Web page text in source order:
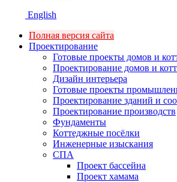
English
Полная версия сайта
Проектирование
Готовые проекты домов и
Проектирование домов и
Дизайн интерьера
Готовые проекты
Проектирование зданий и
Проектирование производств
Фундаменты
Коттеджные посёлки
Инженерные изыскания
СПА
Проект бассейна
Проект хамама